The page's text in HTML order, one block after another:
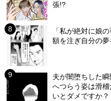
張!?
「私が絶対に娘
額を注ぎ自分の
夫が闇堕ちした
へつらう姿は滑
いとダメですか？